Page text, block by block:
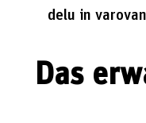
delu in
Das